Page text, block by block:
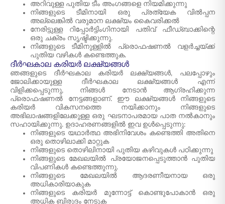
അറിവുള്ള പുതിയ ടീം അംഗങ്ങളെ നിയമിക്കുന്നു
നിങ്ങളുടെ ടീമിനായി ഒരു പ്രത്യേക വിൽപ്പന
അല്ലെങ്കിൽ വരുമാന ലക്ഷ്യം കൈവരിക്കൽ
നേരിട്ടുള്ള റിപ്പോർട്ടിംഗിനായി പതിവ് ഫീഡ്‌ബാക്കിന്റെ
ഒരു ചക്രം സൃഷ്ടിക്കുന്നു.
നിങ്ങളുടെ ടീമിനുള്ളിൽ പ്രൊഫഷണൽ വളർച്ചയ്ക്ക്
പുതിയ വഴികൾ കണ്ടെത്തുക.
ദീർഘകാല കരിയർ ലക്ഷ്യങ്ങൾ
ഞങ്ങളുടെ ദീർഘകാല കരിയർ ലക്ഷ്യങ്ങൾ, പലപ്പോഴും
ജോലിക്കായുള്ള ദീർഘകാല ലക്ഷ്യങ്ങൾ എന്ന്
വിളിക്കപ്പെടുന്നു, നിങ്ങൾ നേടാൻ ആഗ്രഹിക്കുന്ന
പ്രൊഫഷണൽ നേട്ടങ്ങളാണ്. ഈ ലക്ഷ്യങ്ങൾ നിങ്ങളുടെ
കരിയർ വികസനത്തെ നയിക്കാനും നിങ്ങളുടെ
അഭിലാഷങ്ങളിലേക്കുള്ള ഒരു ഘടനാപരമായ പാത നൽകാനും
സഹായിക്കുന്നു. ഉദാഹരണങ്ങളിൽ ഇവ ഉൾപ്പെടുന്നു:
നിങ്ങളുടെ യഥാർത്ഥ അഭിനിവേശം കണ്ടെത്തി അതിനെ
ഒരു തൊഴിലാക്കി മാറ്റുക
നിങ്ങളുടെ തൊഴിലിനായി പുതിയ കഴിവുകൾ പഠിക്കുന്നു
നിങ്ങളുടെ മേഖലയിൽ പ്രയോജനപ്പെടുത്താൻ പുതിയ
വിപണികൾ കണ്ടെത്തുന്നു.
നിങ്ങളുടെ മേഖലയിൽ ആദരണീയനായ ഒരു
അധികാരിയാകുക
നിങ്ങളുടെ കരിയർ മുന്നോട്ട് കൊണ്ടുപോകാൻ ഒരു
അധിക ബിരുദം നേടുക